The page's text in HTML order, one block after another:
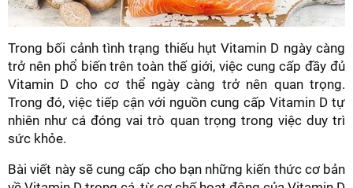
Trong bối cảnh tình trạng thiếu hụt Vitamin D ngày càng
trở nên phổ biến trên toàn thế giới, việc cung cấp đầy đủ
Vitamin D cho cơ thể ngày càng trở nên quan trọng.
Trong đó, việc tiếp cận với nguồn cung cấp Vitamin D tự
nhiên như cá đóng vai trò quan trọng trong việc duy trì
sức khỏe.
Bài viết này sẽ cung cấp cho bạn những kiến thức cơ bản